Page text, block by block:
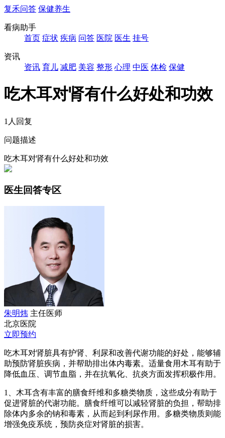
复禾问答 保健养生
看病助手
首页 症状 疾病 问答 医院 医生 挂号
资讯
资讯 育儿 减肥 美容 整形 心理 中医 体检 保健
吃木耳对肾有什么好处和功效
1人回复
问题描述
吃木耳对肾有什么好处和功效
医生回答专区
朱明炜 主任医师
北京医院
立即预约
吃木耳对肾脏具有护肾、利尿和改善代谢功能的好处，能够辅
助预防肾脏疾病，并帮助排出体内毒素。适量食用木耳有助于
降低血压、调节血脂，并在抗氧化、抗炎方面发挥积极作用。
1、木耳含有丰富的膳食纤维和多糖类物质，这些成分有助于
促进肾脏的代谢功能。膳食纤维可以减轻肾脏的负担，帮助排
除体内多余的钠和毒素，从而起到利尿作用。多糖类物质则能
增强免疫系统，预防炎症对肾脏的损害。